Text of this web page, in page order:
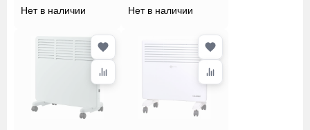
Нет в наличии Нет в наличии